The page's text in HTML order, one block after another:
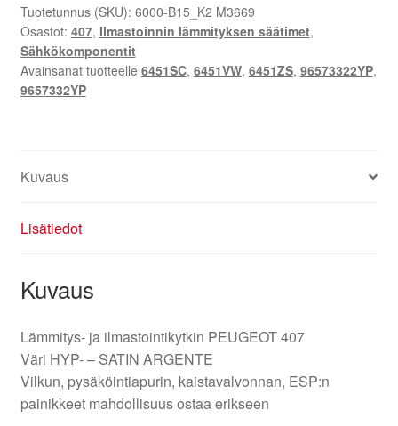
407
96573322YP
6451VW
määrä
Tuotetunnus (SKU): 6000-B15_K2 M3669
Osastot: 407, Ilmastoinnin lämmityksen säätimet,
Sähkökomponentit
Avainsanat tuotteelle 6451SC, 6451VW, 6451ZS, 96573322YP,
9657332YP
Kuvaus
Lisätiedot
Kuvaus
Lämmitys- ja ilmastointikytkin PEUGEOT 407
Väri HYP- – SATIN ARGENTE
Vilkun, pysäköintiapurin, kaistavalvonnan, ESP:n
painikkeet mahdollisuus ostaa erikseen